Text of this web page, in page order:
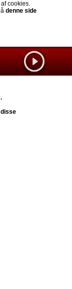
cookies.
denne side